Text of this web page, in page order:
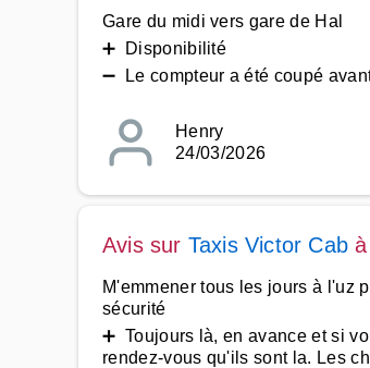
Gare du midi vers gare de Hal
➕ Disponibilité
➖ Le compteur a été coupé
Henry
24/03/2026
Avis sur Taxis Victor Cab à
M'emmener tous les jours à l'uz
sécurité
➕ Toujours là, en avance et si
rendez-vous qu'ils sont la. Les